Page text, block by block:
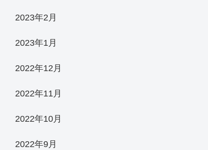
2023年2月
2023年1月
2022年12月
2022年11月
2022年10月
2022年9月